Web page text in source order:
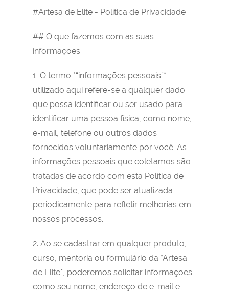
#Artesã de Elite - Política de Privacidade
## O que fazemos com as suas
informações
1. O termo *“informações pessoais”*
utilizado aqui refere-se a qualquer dado
que possa identificar ou ser usado para
identificar uma pessoa física, como nome,
e-mail, telefone ou outros dados
fornecidos voluntariamente por você. As
informações pessoais que coletamos são
tratadas de acordo com esta Política de
Privacidade, que pode ser atualizada
periodicamente para refletir melhorias em
nossos processos.
2. Ao se cadastrar em qualquer produto,
curso, mentoria ou formulário da *Artesã
de Elite*, poderemos solicitar informações
como seu nome, endereço de e-mail e